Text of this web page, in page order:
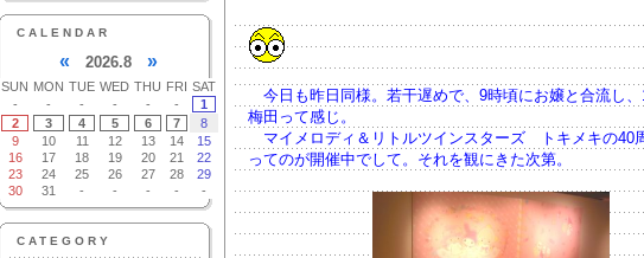
CALENDAR
« 2026.8 »
SUN MON TUE WED THU FRI SAT
-
- - - - -
1
2
3 4 5 6 7
8
9
10 11 12 13 14
15
16
17 18 19 20 21
22
23
24 25 26 27 28
29
30
31 - - - - -
CATEGORY
今日も昨日同様。若干遅めで、9時頃にお嬢と合流し
梅田って感じ。
マイメロディ＆リトルツインスターズ トキメキの40
ってのが開催中でして。それを観にきた次第。